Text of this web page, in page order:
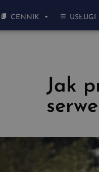
CENNIK USŁUGI
Jak